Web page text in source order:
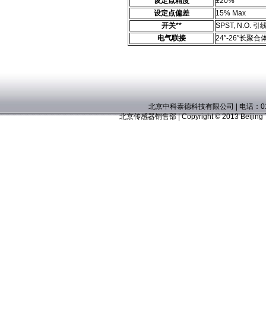
设定点偏差
15% Max
开关**
SPST, N.O. 引
电气联接
24″-26″长聚合
北京中科泰德科技有限公司
| 电话：
北京传感器销售部| Copyright © 2013 Beijing